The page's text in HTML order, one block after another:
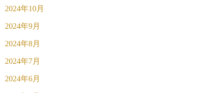
2024年10月
2024年9月
2024年8月
2024年7月
2024年6月